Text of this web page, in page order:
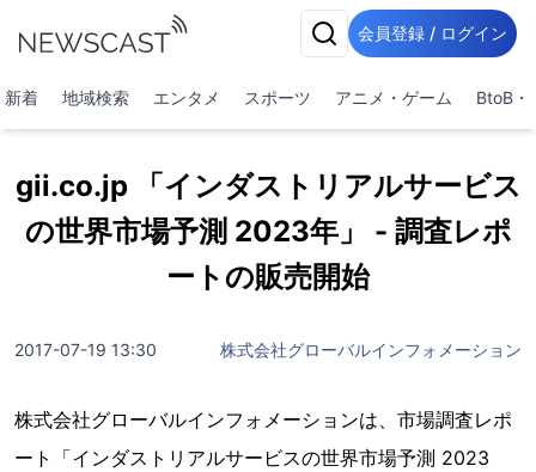
会員登録 / ログイン
新着 地域検索 エンタメ スポーツ アニメ・ゲーム BtoB・
gii.co.jp 「インダストリアルサービス
の世界市場予測 2023年」 - 調査レポ
ートの販売開始
2017-07-19 13:30 株式会社グローバルインフォメーション
株式会社グローバルインフォメーションは、市場調査レポ
ート「インダストリアルサービスの世界市場予測 2023